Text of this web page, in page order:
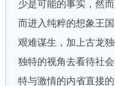
少是可能的事实，然
而进入纯粹的想象王
艰难谋生，加上古龙
独特的视角去看待社
特与激情的内省直接